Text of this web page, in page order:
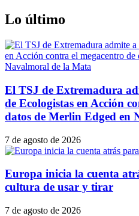
Lo último
El TSJ de Extremadura
de Ecologistas en Acción
datos de Merlin Edged en
7 de agosto de 2026
Europa inicia la cuenta
cultura de usar y tirar
7 de agosto de 2026